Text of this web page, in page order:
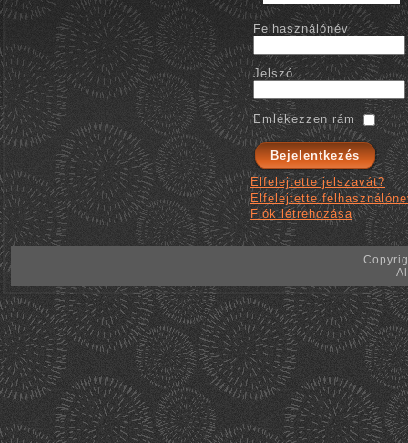
Felhasználónév
Jelszó
Emlékezzen rám
Elfelejtette jelszavát?
Elfelejtette
Fiók létrehozása